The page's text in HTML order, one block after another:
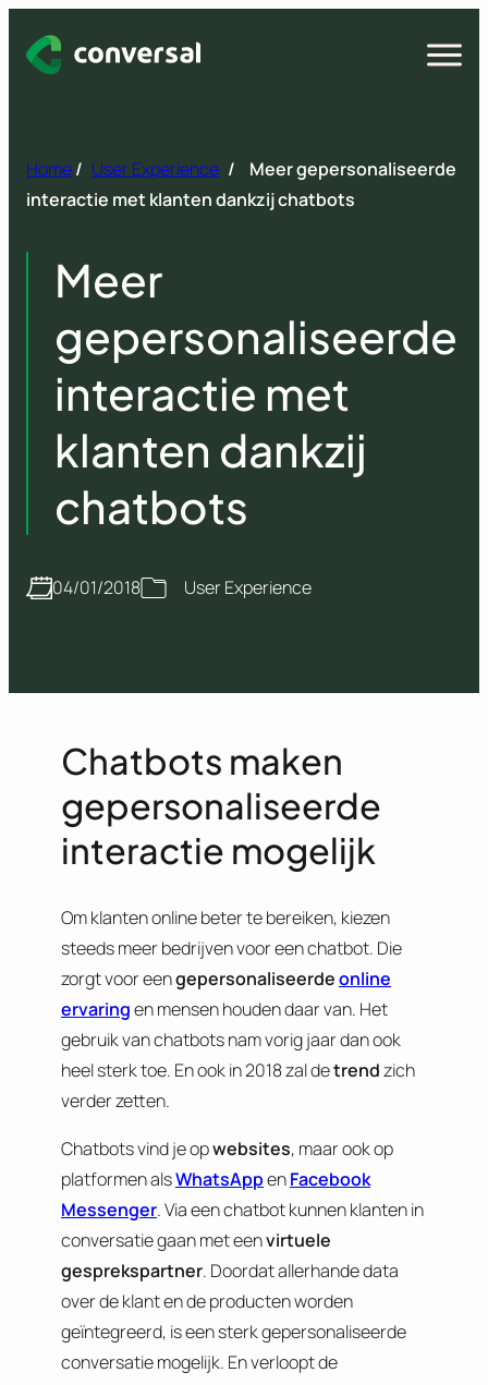
naar
Open
Home/ User Experience /
Meer gepersonaliseerde
interactie met klanten dankzij chatbots
Meer
gepersonaliseerde
interactie met
klanten dankzij
chatbots
04/01/2018 User Experience
Chatbots maken
gepersonaliseerde
interactie mogelijk
Om klanten online beter te bereiken, kiezen
steeds meer bedrijven voor een chatbot. Die
zorgt voor eengepersonaliseerdeonline
ervaringen mensen houden daar van. Het
gebruik van chatbots nam vorig jaar dan ook
heel sterk toe. En ook in 2018 zal detrendzich
verder zetten.
Chatbots vind je opwebsites, maar ook op
platformen alsWhatsAppenFacebook
Messenger. Via een chatbot kunnen klanten in
conversatie gaan met eenvirtuele
gesprekspartner. Doordat allerhande data
over de klant en de producten worden
geïntegreerd, is een sterk gepersonaliseerde
conversatie mogelijk. En verloopt de